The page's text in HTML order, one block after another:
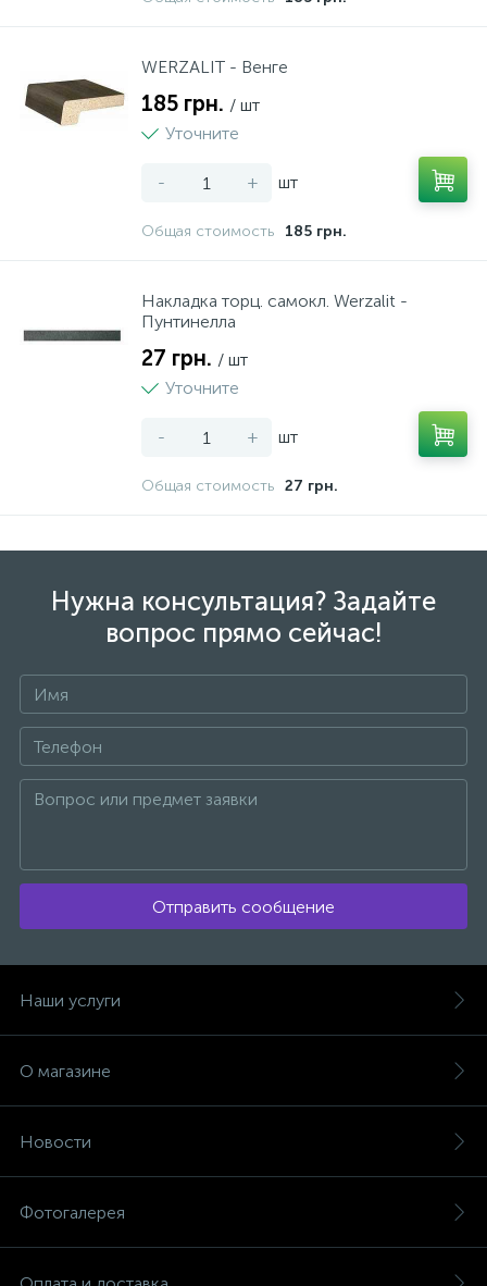
WERZALIT - Венге
185 грн. / шт
Уточните
- + шт
Общая стоимость 185 грн.
Накладка торц. самокл. Werzalit -
Пунтинелла
27 грн. / шт
Уточните
- + шт
Общая стоимость 27 грн.
Нужна консультация? Задайте
вопрос прямо сейчас!
Отправить сообщение
Наши услуги
О магазине
Новости
Фотогалерея